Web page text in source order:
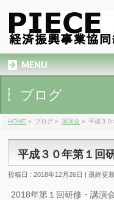
MENU
ブログ
HOME » ブログ » 講演会 » 平成３
平成３０年第１回
投稿日 : 2018年12月26日 最終更
2018年第１回研修・講演